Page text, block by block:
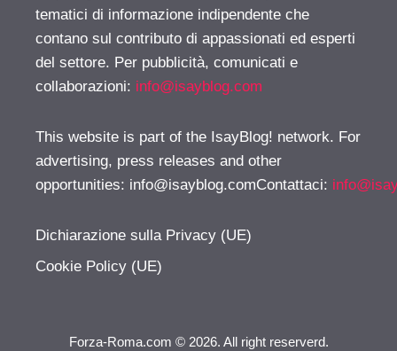
tematici di informazione indipendente che
contano sul contributo di appassionati ed esperti
del settore. Per pubblicità, comunicati e
collaborazioni: info@isayblog.com
This website is part of the IsayBlog! network. For
advertising, press releases and other
opportunities: info@isayblog.comContattaci:
Dichiarazione sulla Privacy (UE)
Cookie Policy (UE)
Forza-Roma.com © 2026. All right reserverd.